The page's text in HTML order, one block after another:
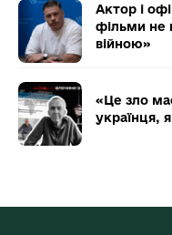
Актор і
фільми не
війною»
«Це зло
українця,